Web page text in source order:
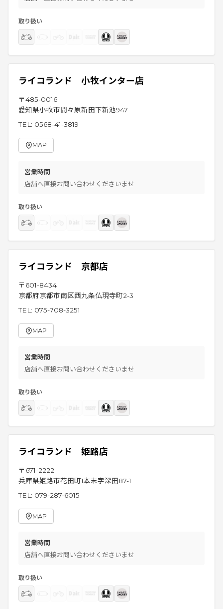
取り扱い
ライコランド 小牧インター店
〒485-0016
愛知県小牧市間々原新田下新池947
TEL: 0568-41-3819
MAP
営業時間
店舗へ直接お問い合わせくださいませ
取り扱い
ライコランド 京都店
〒 601-8434
京都府京都市南区西九条仏現寺町2-3
TEL: 075-708-3251
MAP
営業時間
店舗へ直接お問い合わせくださいませ
取り扱い
ライコランド 姫路店
〒 671-2222
兵庫県姫路市花田町1本末字深田87-1
TEL: 079-287-6015
MAP
営業時間
店舗へ直接お問い合わせくださいませ
取り扱い